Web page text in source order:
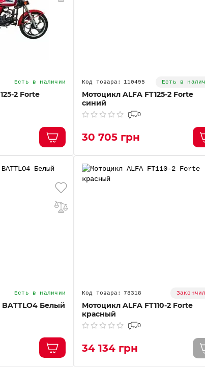
Есть в наличии
2 Forte
110495 Есть в
Мотоцикл ALFA FT125-2 Forte
синий
0
30 705 грн
Есть в наличии
BATTLO4 Белый
78318
Мотоцикл ALFA FT110-2 Forte
красный
0
34 134 грн